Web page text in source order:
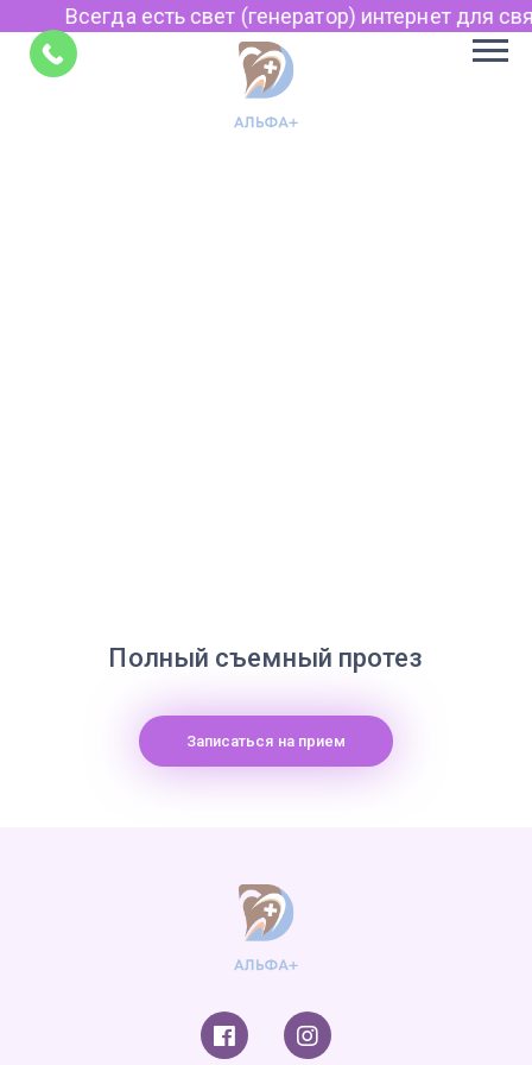
Всегда есть свет (генератор) интернет для
Полный съемный протез
Записаться на прием